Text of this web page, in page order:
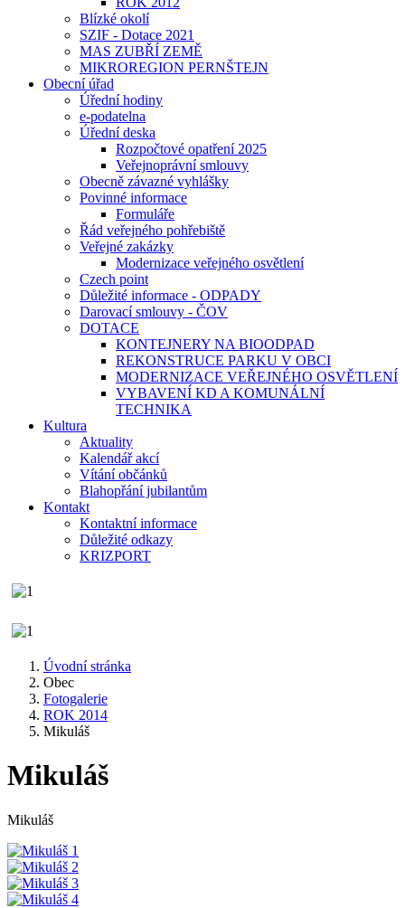
Blízké okolí
SZIF - Dotace 2021
MAS ZUBŘÍ ZEMĚ
MIKROREGION PERNŠTEJN
Obecní úřad
Úřední hodiny
e-podatelna
Úřední deska
Rozpočtové opatření 2025
Veřejnoprávní smlouvy
Obecně závazné vyhlášky
Povinné informace
Formuláře
Řád veřejného pohřebiště
Veřejné zakázky
Modernizace veřejného osvětlení
Czech point
Důležité informace - ODPADY
Darovací smlouvy - ČOV
DOTACE
KONTEJNERY NA BIOODPAD
REKONSTRUCE PARKU V OBCI
MODERNIZACE VEŘEJNÉHO OSVĚTLENÍ
VYBAVENÍ KD A KOMUNÁLNÍ
TECHNIKA
Kultura
Aktuality
Kalendář akcí
Vítání občánků
Blahopřání jubilantům
Kontakt
Kontaktní informace
Důležité odkazy
KRIZPORT
Úvodní stránka
Obec
Fotogalerie
ROK 2014
Mikuláš
Mikuláš
Mikuláš